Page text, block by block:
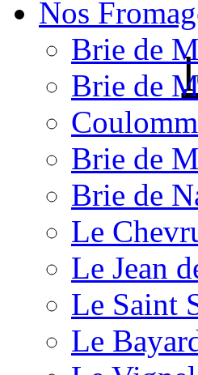
Nos
Brie de
Brie de
Brie de
Brie de
Le
Le Jean
Le Saint
Le